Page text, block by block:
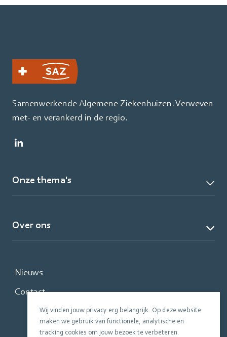
Wij vinden jouw privacy erg belangrijk. Op deze website
maken we gebruik van functionele, analytische en
tracking cookies om jouw bezoek te verbeteren.
Samenwerkende Algemene Ziekenhuizen. Verweven
met- en verankerd in de regio.
Onze thema's
Over ons
Nieuws
Contact